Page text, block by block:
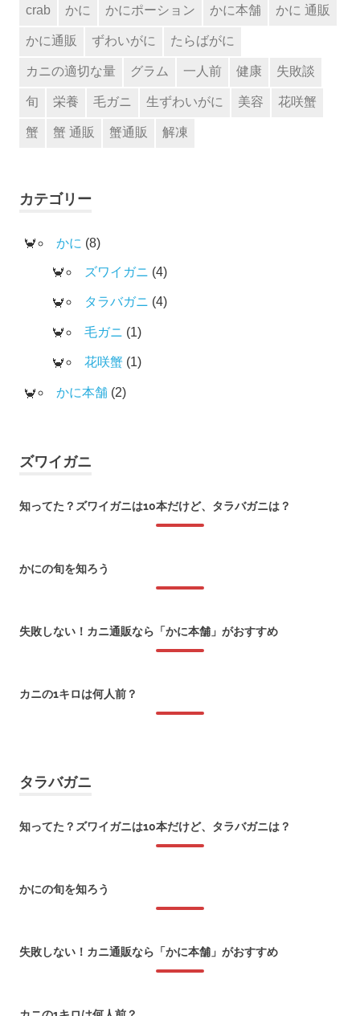
crab かに かにポーション かに本舗 かに 通販
かに通販 ずわいがに たらばがに
カニの適切な量 グラム 一人前 健康 失敗談
旬 栄養 毛ガニ 生ずわいがに 美容 花咲蟹
蟹 蟹 通販 蟹通販 解凍
カテゴリー
かに (8)
ズワイガニ (4)
タラバガニ (4)
毛ガニ (1)
花咲蟹 (1)
かに本舗(2)
ズワイガニ
知ってた？ズワイガニは10本だけど、タラバガニは？
かにの旬を知ろう
失敗しない！カニ通販なら「かに本舗」がおすすめ
カニの1キロは何人前？
タラバガニ
知ってた？ズワイガニは10本だけど、タラバガニは？
かにの旬を知ろう
失敗しない！カニ通販なら「かに本舗」がおすすめ